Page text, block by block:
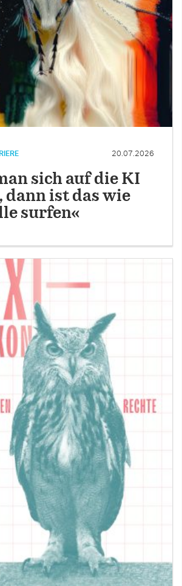
20.07.2026
sich auf die KI
dann ist das wie
surfen«